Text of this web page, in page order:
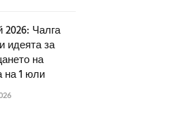
Чалга
идеята за
на
на 1 юли